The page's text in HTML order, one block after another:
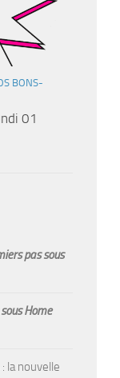
BONS-
01
pas sous
Home
la nouvelle